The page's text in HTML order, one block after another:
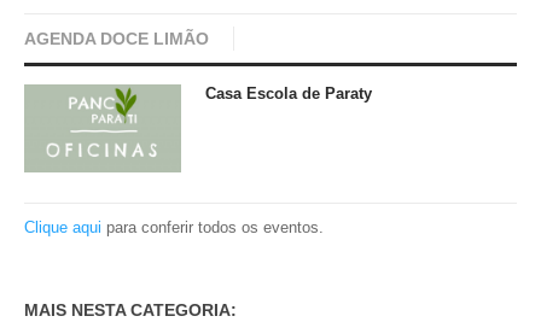
AGENDA DOCE LIMÃO
Casa Escola de Paraty
Clique aqui para conferir todos os eventos.
MAIS NESTA CATEGORIA: